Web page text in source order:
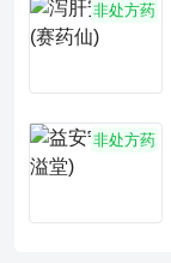
非处方药
非处方药